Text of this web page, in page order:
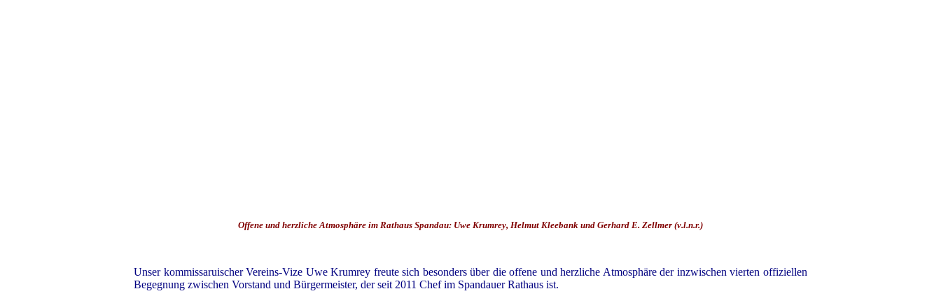
Offene und herzliche Atmosphäre im Rathaus Spandau: Uwe Krumrey, Helmut Kleebank und Gerhard E. Zellmer (v.l.n.r.)
Unser kommissaruischer Vereins-Vize Uwe Krumrey freute sich besonders über die offene und herzliche Atmosphäre der inzwischen vierten offiziellen
Begegnung zwischen Vorstand und Bürgermeister, der seit 2011 Chef im Spandauer Rathaus ist.